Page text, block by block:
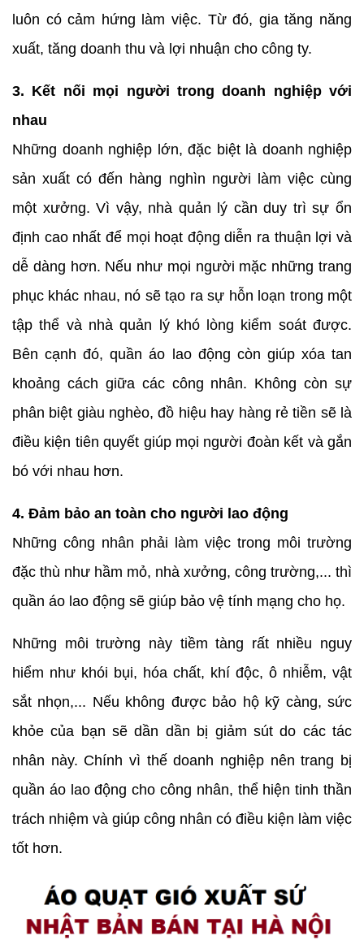
luôn có cảm hứng làm việc. Từ đó, gia tăng năng
xuất, tăng doanh thu và lợi nhuận cho công ty.
3. Kết nối mọi người trong doanh nghiệp với
nhau
Những doanh nghiệp lớn, đặc biệt là doanh nghiệp
sản xuất có đến hàng nghìn người làm việc cùng
một xưởng. Vì vậy, nhà quản lý cần duy trì sự ổn
định cao nhất để mọi hoạt động diễn ra thuận lợi và
dễ dàng hơn. Nếu như mọi người mặc những trang
phục khác nhau, nó sẽ tạo ra sự hỗn loạn trong một
tập thể và nhà quản lý khó lòng kiểm soát được.
Bên cạnh đó, quần áo lao động còn giúp xóa tan
khoảng cách giữa các công nhân. Không còn sự
phân biệt giàu nghèo, đồ hiệu hay hàng rẻ tiền sẽ là
điều kiện tiên quyết giúp mọi người đoàn kết và gắn
bó với nhau hơn.
4. Đảm bảo an toàn cho người lao động
Những công nhân phải làm việc trong môi trường
đặc thù như hầm mỏ, nhà xưởng, công trường,... thì
quần áo lao động sẽ giúp bảo vệ tính mạng cho họ.
Những môi trường này tiềm tàng rất nhiều nguy
hiểm như khói bụi, hóa chất, khí độc, ô nhiễm, vật
sắt nhọn,... Nếu không được bảo hộ kỹ càng, sức
khỏe của bạn sẽ dần dần bị giảm sút do các tác
nhân này. Chính vì thế doanh nghiệp nên trang bị
quần áo lao động cho công nhân, thể hiện tinh thần
trách nhiệm và giúp công nhân có điều kiện làm việc
tốt hơn.